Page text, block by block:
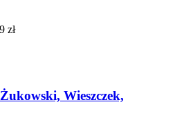
zł
Wieszczek,